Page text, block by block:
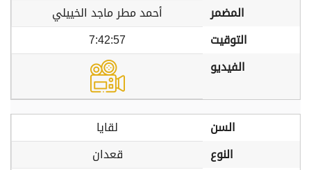
المضمر
أحمد مطر ماجد الخييلي
التوقيت
7:42:57
الفيديو
السن
لقايا
النوع
قعدان